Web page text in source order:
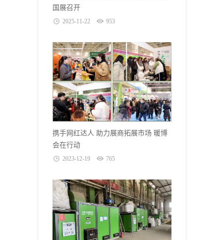
国展召开
2025-11-22 953
携手网红达人 助力展商拓展市场 暖博
会在行动
2023-12-19 765